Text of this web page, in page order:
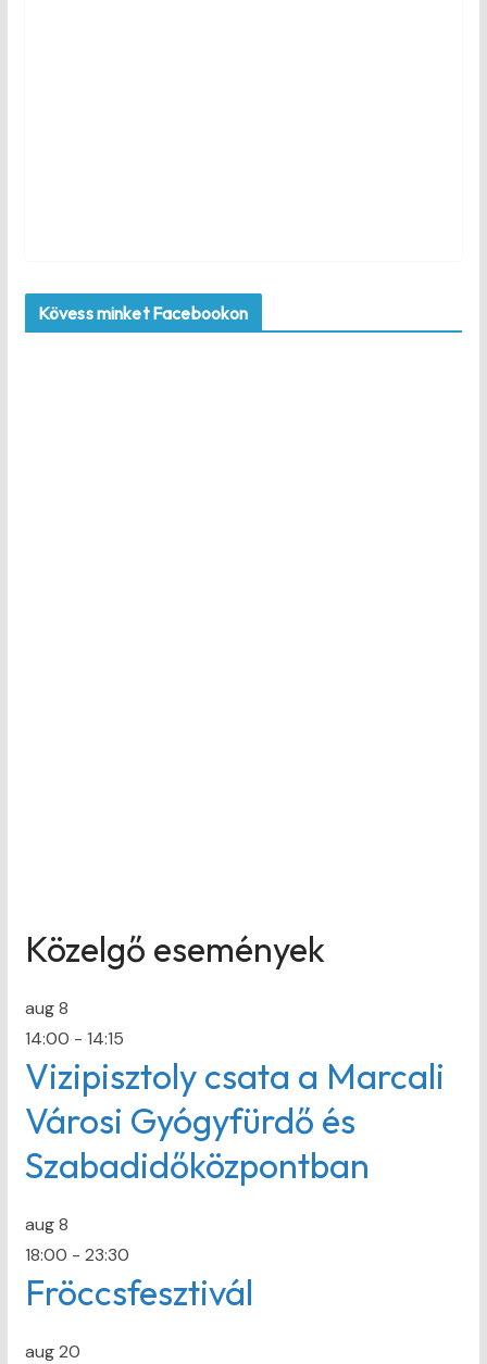
Kövess minket Facebookon
Közelgő események
aug8
14:00 - 14:15
Vizipisztoly csata a Marcali
Városi Gyógyfürdő és
Szabadidőközpontban
aug8
18:00 - 23:30
Fröccsfesztivál
aug20